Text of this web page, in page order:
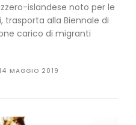
islandese noto per le
trasporta alla Biennale di
carico di migranti
14 MAGGIO 2019